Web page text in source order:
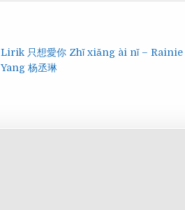
Lirik 只想愛你 Zhǐ xiǎng ài nǐ – Rainie
Yang 杨丞琳